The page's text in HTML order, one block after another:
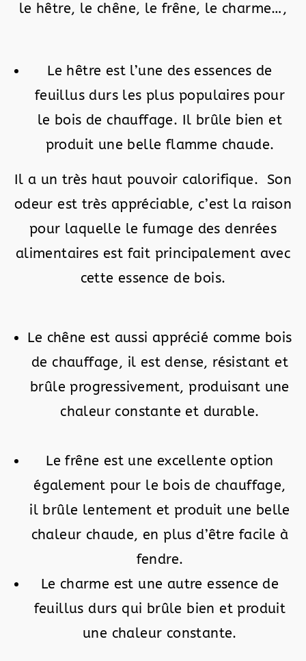
le hêtre, le chêne, le frêne, le charme…,
Le hêtre est l’une des essences de
feuillus durs les plus populaires pour
le bois de chauffage. Il brûle bien et
produit une belle flamme chaude.
Il a un très haut pouvoir calorifique. Son
odeur est très appréciable, c’est la raison
pour laquelle le fumage des denrées
alimentaires est fait principalement avec
cette essence de bois.
Le chêne est aussi apprécié comme bois
de chauffage, il est dense, résistant et
brûle progressivement, produisant une
chaleur constante et durable.
Le frêne est une excellente option
également pour le bois de chauffage,
il brûle lentement et produit une belle
chaleur chaude, en plus d’être facile à
fendre.
Le charme est une autre essence de
feuillus durs qui brûle bien et produit
une chaleur constante.